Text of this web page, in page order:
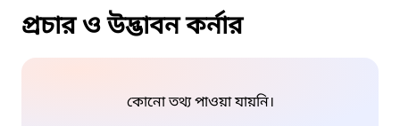
প্রচার ও উদ্ভাবন কর্নার
কোনো তথ্য পাওয়া যায়নি।